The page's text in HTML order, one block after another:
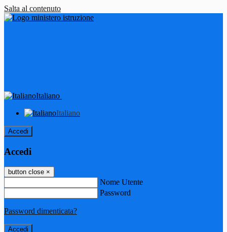
Salta al contenuto
Italiano
Italiano
Accedi
Accedi
button close ×
Nome Utente
Password
Password dimenticata?